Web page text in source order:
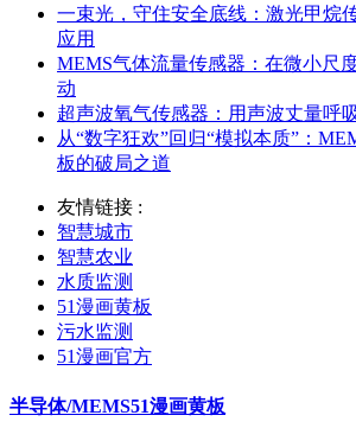
一束光，守住安全底线：激光甲烷
应用
MEMS气体流量传感器：在微小尺
动
超声波氧气传感器：用声波丈量呼
从“数字狂欢”回归“模拟本质”：
板的破局之道
友情链接 :
智慧城市
智慧农业
水质监测
51漫画黄板
污水监测
51漫画官方
半导体/MEMS51漫画黄板